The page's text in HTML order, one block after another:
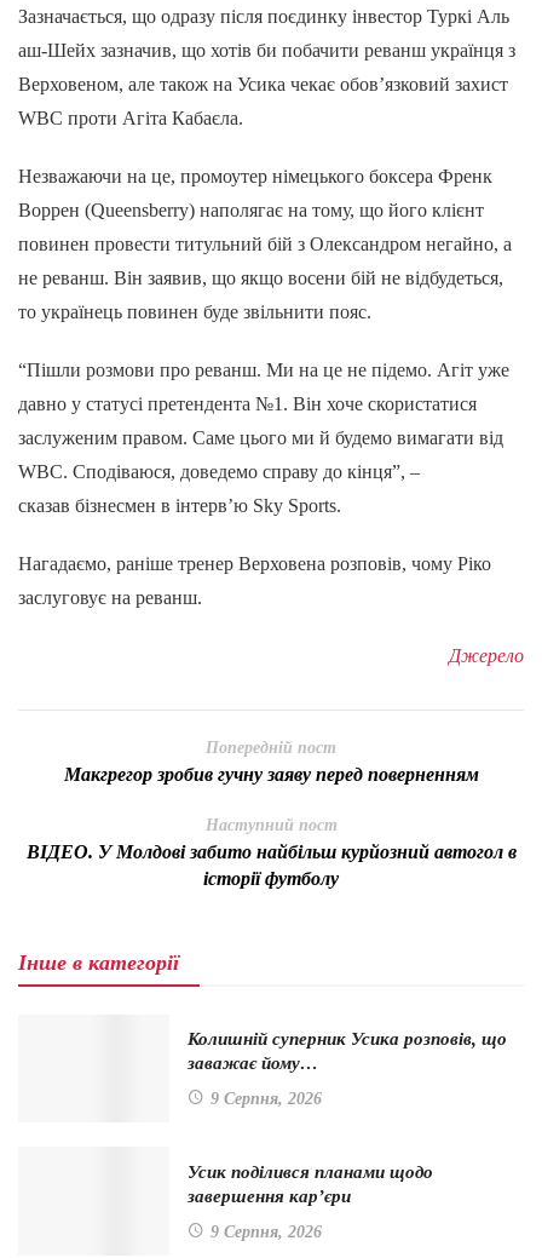
Зазначається, що одразу після поєдинку інвестор Туркі Аль
аш-Шейх зазначив, що хотів би побачити реванш українця з
Верховеном, але також на Усика чекає обов’язковий захист
WBC проти Агіта Кабаєла.
Незважаючи на це, промоутер німецького боксера Френк
Воррен (Queensberry) наполягає на тому, що його клієнт
повинен провести титульний бій з Олександром негайно, а
не реванш. Він заявив, що якщо восени бій не відбудеться,
то українець повинен буде звільнити пояс.
“Пішли розмови про реванш. Ми на це не підемо. Агіт уже
давно у статусі претендента №1. Він хоче скористатися
заслуженим правом. Саме цього ми й будемо вимагати від
WBC. Сподіваюся, доведемо справу до кінця”, –
сказав бізнесмен в інтерв’ю Sky Sports.
Нагадаємо, раніше тренер Верховена розповів, чому Ріко
заслуговує на реванш.
Джерело
Попередній пост
Макгрегор зробив гучну заяву перед поверненням
Наступний пост
ВІДЕО. У Молдові забито найбільш курйозний автогол в
історії футболу
Інше в категорії
Колишній суперник Усика розповів, що
заважає йому…
9 Серпня, 2026
Усик поділився планами щодо
завершення кар’єри
9 Серпня, 2026